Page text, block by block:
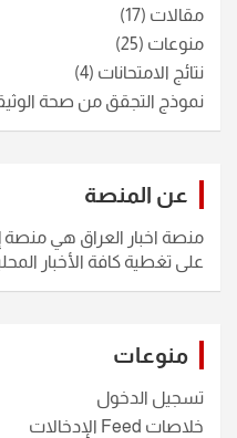
مقالات (17)
منوعات (25)
نتائج الامتحانات (4)
نموذج التجقق من صحة
عن المنصة
منصة اخبار العراق هي منصة
على تغطية كافة الأخبار
منوعات
تسجيل الدخول
خلاصات Feed الإدخالات